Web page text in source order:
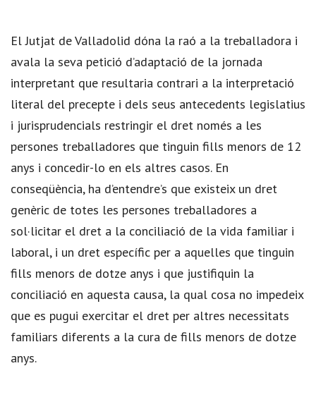
El Jutjat de Valladolid dóna la raó a la treballadora i
avala la seva petició d’adaptació de la jornada
interpretant que resultaria contrari a la interpretació
literal del precepte i dels seus antecedents legislatius
i jurisprudencials restringir el dret només a les
persones treballadores que tinguin fills menors de 12
anys i concedir-lo en els altres casos. En
conseqüència, ha d’entendre’s que existeix un dret
genèric de totes les persones treballadores a
sol·licitar el dret a la conciliació de la vida familiar i
laboral, i un dret específic per a aquelles que tinguin
fills menors de dotze anys i que justifiquin la
conciliació en aquesta causa, la qual cosa no impedeix
que es pugui exercitar el dret per altres necessitats
familiars diferents a la cura de fills menors de dotze
anys.